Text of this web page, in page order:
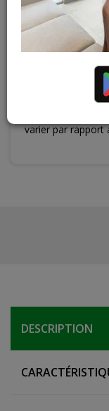
Cuesmes
Contactez
varier par rapport
DESCRIPTION